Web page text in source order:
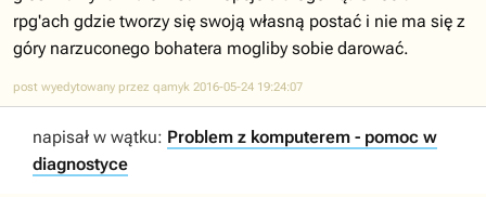
rpg'ach gdzie tworzy się swoją własną postać i nie ma się z
góry narzuconego bohatera mogliby sobie darować.
post wyedytowany przez qamyk 2016-05-24 19:24:07
napisał w wątku: Problem z komputerem - pomoc w
diagnostyce